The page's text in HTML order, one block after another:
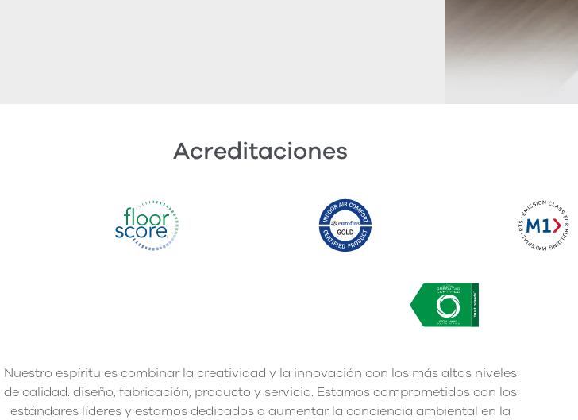
Acreditaciones
Nuestro espíritu es combinar la creatividad y la innovación con los más altos niveles
de calidad: diseño, fabricación, producto y servicio. Estamos comprometidos con los
estándares líderes y estamos dedicados a aumentar la conciencia ambiental en la